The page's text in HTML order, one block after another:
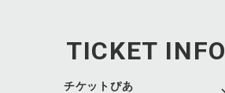
TICKET INFO
チケットぴあ